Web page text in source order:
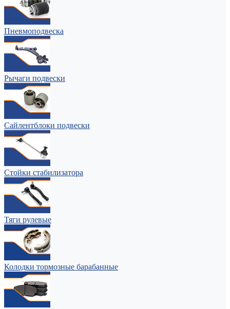
Пневмоподвеска
Рычаги подвески
Сайлентблоки подвески
Стойки стабилизатора
Тяги рулевые
Колодки тормозные барабанные